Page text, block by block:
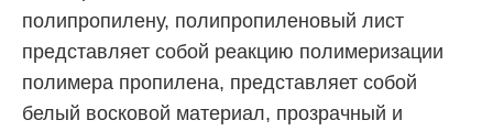
полипропилену, полипропиленовый лист
представляет собой реакцию полимеризации
полимера пропилена, представляет собой
белый восковой материал, прозрачный и